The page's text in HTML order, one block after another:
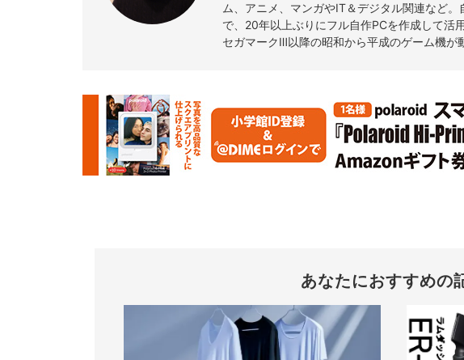
ム、アニメ、マンガやIT＆デジタル関連など
で、20年以上ぶりにフル自作PCを作成して活
セガマークⅢ以降の昭和から平成のゲーム機が
あなたにおすすめの